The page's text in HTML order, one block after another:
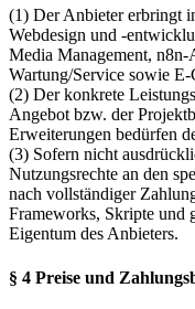
(1) Der Anbieter erbringt
Webdesign und -
Media Management,
Wartung/Service sowie
(2) Der konkrete
Angebot bzw. der
Erweiterungen bedürfen
(3) Sofern nicht
Nutzungsrechte an den
nach vollständiger
Frameworks, Skripte und
Eigentum des Anbieters.
§ 4 Preise und